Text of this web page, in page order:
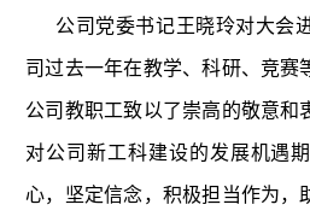
公司党委书记王晓玲对大会
司过去一年在教学、科研、竞赛
公司教职工致以了崇高的敬意和
对公司新工科建设的发展机遇
心，坚定信念，积极担当作为，